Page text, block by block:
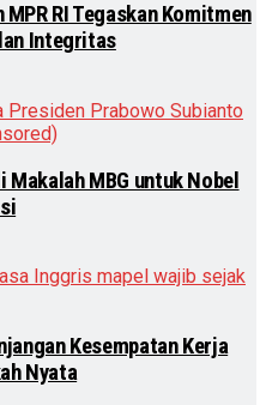
RI Tegaskan Komitmen
Integritas
MBG untuk Nobel
Kesempatan Kerja
Nyata